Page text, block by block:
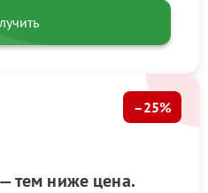
тем ниже цена.
–25%